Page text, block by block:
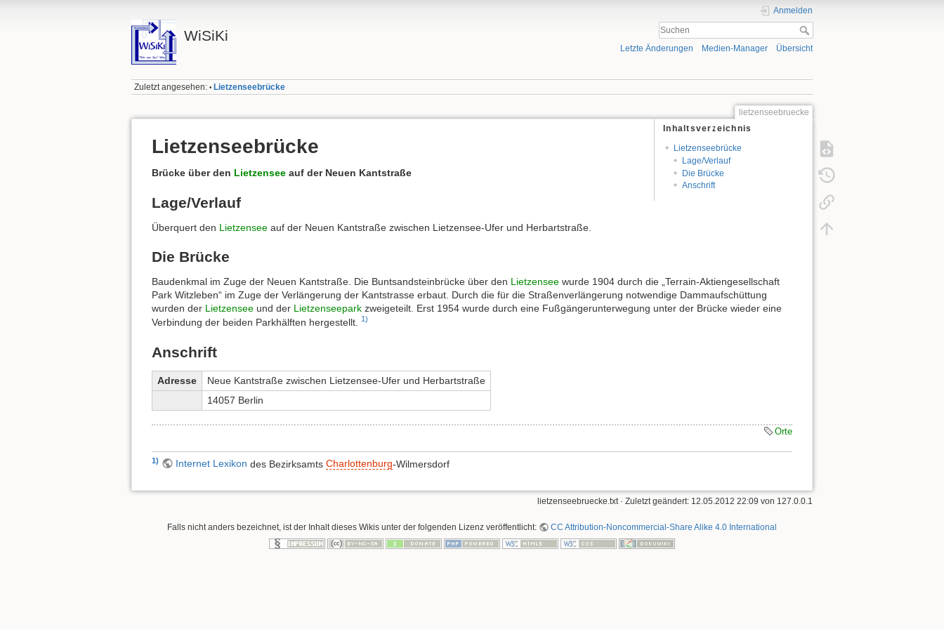
WiSiKi
Anmelden
Letzte Änderungen Medien-Manager Übersicht
Zuletzt angesehen: • Lietzenseebrücke
lietzenseebruecke
Inhaltsverzeichnis
Lietzenseebrücke
Lage/Verlauf
Die Brücke
Anschrift
Lietzenseebrücke
Brücke über den Lietzensee auf der Neuen Kantstraße
Lage/Verlauf
Überquert den Lietzensee auf der Neuen Kantstraße zwischen Lietzensee-Ufer und Herbartstraße.
Die Brücke
Baudenkmal im Zuge der Neuen Kantstraße. Die Buntsandsteinbrücke über den Lietzensee wurde 1904 durch die „Terrain-Aktiengesellschaft
Park Witzleben“ im Zuge der Verlängerung der Kantstrasse erbaut. Durch die für die Straßenverlängerung notwendige Dammaufschüttung
wurden der Lietzensee und der Lietzenseepark zweigeteilt. Erst 1954 wurde durch eine Fußgängerunterwegung unter der Brücke wieder eine
Verbindung der beiden Parkhälften hergestellt.
1)
Anschrift
Adresse
Neue Kantstraße zwischen Lietzensee-Ufer und Herbartstraße
14057 Berlin
Orte
1) Internet Lexikon des Bezirksamts Charlottenburg-Wilmersdorf
lietzenseebruecke.txt· Zuletzt geändert: 12.05.2012 22:09 von 127.0.0.1
Falls nicht anders bezeichnet, ist der Inhalt dieses Wikis unter der folgenden Lizenz veröffentlicht: CC Attribution-Noncommercial-Share Alike 4.0 International